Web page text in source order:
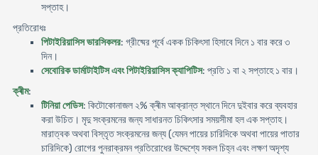
সপ্তাহ।
প্রতিরোধঃ
পিটাইরিয়াসিস ভারসিকলর: গ্রীষ্মের পূর্বে একক চিকিৎসা হিসাবে দিনে ১ বার করে ৩
দিন।
সেবোরিক ডার্মাটাইটিস এবং পিটাইরিয়াসিস ক্যাপিটিস: প্রতি ১ বা ২ সপ্তাহে ১ বার।
ক্ৰীম:
টিনিয়া পেডিস: কিটোকোনাজল ২% ক্ৰীম আক্রান্ত স্থানে দিনে দুইবার করে ব্যবহার
করা উচিত। মৃদু সংক্রমনের জন্য সাধারনত চিকিৎসার সময়সীমা হল এক সপ্তাহ।
মারাত্বক অথবা বিস্তৃত সংক্রমনের জন্য (যেমন পায়ের চারিদিকে অথবা পায়ের পাতার
চারিদিকে) রোগের পুনরাক্রমন প্রতিরোধের উদ্দেশ্যে সকল চিহ্ন এবং লক্ষণ অদৃশ্য